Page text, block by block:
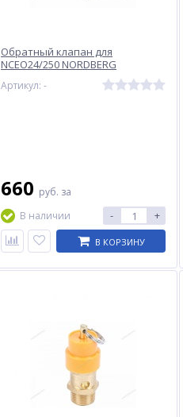
Обратный клапан для
NCEO24/250 NORDBERG
Артикул: -
660 руб. за
В наличии
- +
В КОРЗИНУ